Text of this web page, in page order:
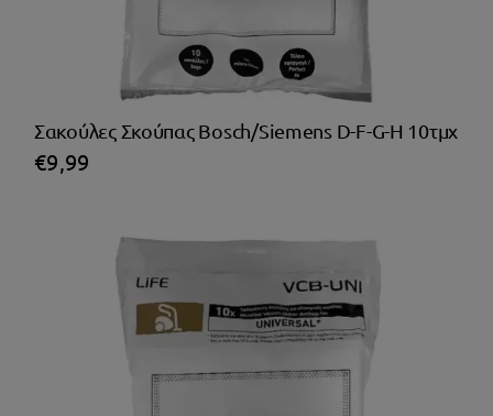
Σακούλες Σκούπας Bosch/Siemens D-F-G-H 10τμχ
€9,99